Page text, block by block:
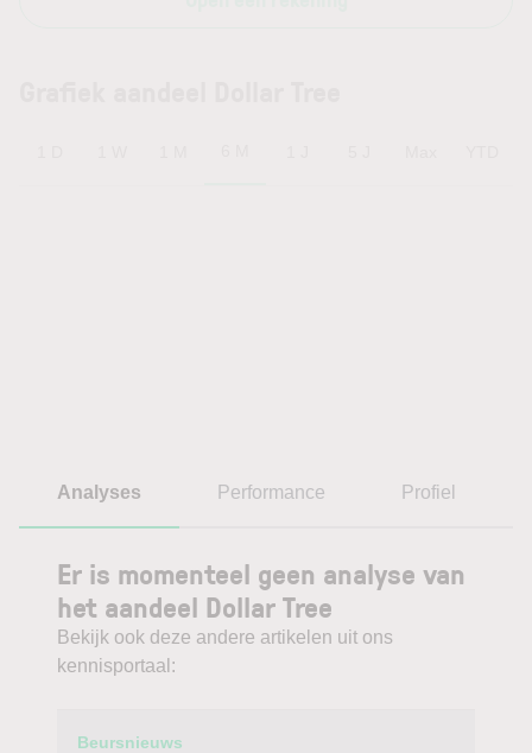
Analyses Performance Profiel
Er is momenteel geen analyse van
het aandeel Dollar Tree
Bekijk ook deze andere artikelen uit ons
kennisportaal:
Category
Beursnieuws